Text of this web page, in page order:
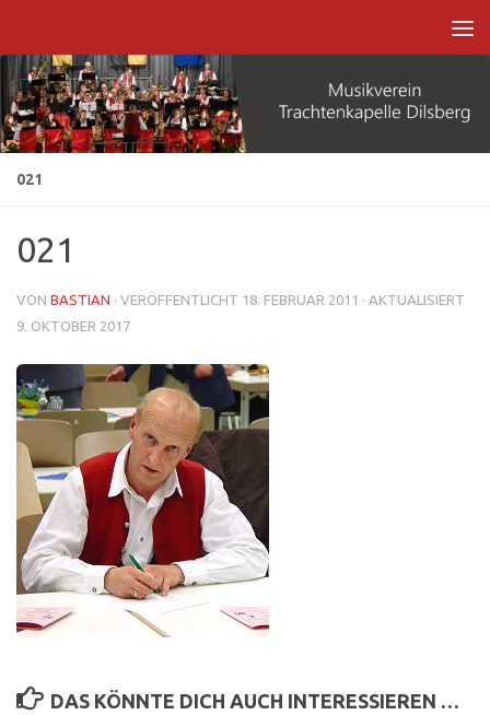
021
021
VON BASTIAN · VERÖFFENTLICHT 18. FEBRUAR 2011 · AKTUALISIERT
9. OKTOBER 2017
DAS KÖNNTE DICH AUCH INTERESSIEREN …